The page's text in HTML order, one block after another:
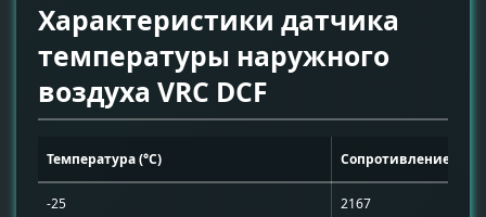
Характеристики датчика
температуры наружного
воздуха VRC DCF
Температура (°C) Сопротивление (Ом)
-25 2167